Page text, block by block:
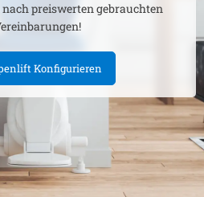
preiswerten gebrauchten
Konfigurieren